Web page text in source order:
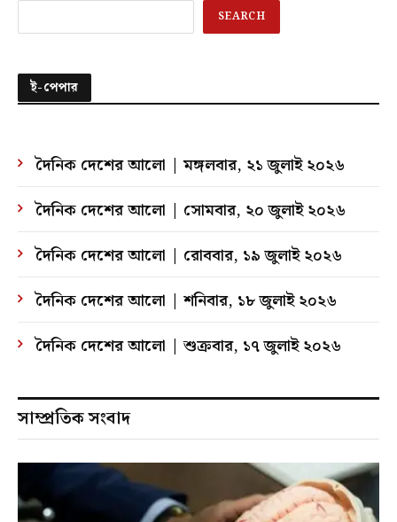
SEARCH
ই-পেপার
দৈনিক দেশের আলো | মঙ্গলবার, ২১ জুলাই ২০২৬
দৈনিক দেশের আলো | সোমবার, ২০ জুলাই ২০২৬
দৈনিক দেশের আলো | রোববার, ১৯ জুলাই ২০২৬
দৈনিক দেশের আলো | শনিবার, ১৮ জুলাই ২০২৬
দৈনিক দেশের আলো | শুক্রবার, ১৭ জুলাই ২০২৬
সাম্প্রতিক সংবাদ